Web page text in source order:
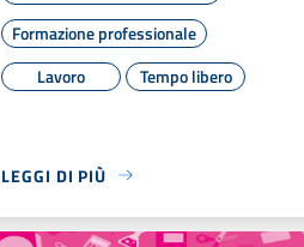
Formazione professionale
Lavoro
Tempo libero
LEGGI DI PIÙ